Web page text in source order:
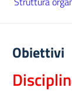
Obiettivi